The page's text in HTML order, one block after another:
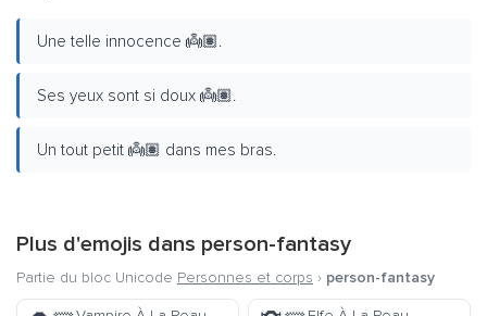
Une telle innocence 👼🏽.
Ses yeux sont si doux 👼🏽.
Un tout petit 👼🏽 dans mes bras.
Plus d'emojis dans person-fantasy
Partie du bloc Unicode Personnes et corps › person-fantasy